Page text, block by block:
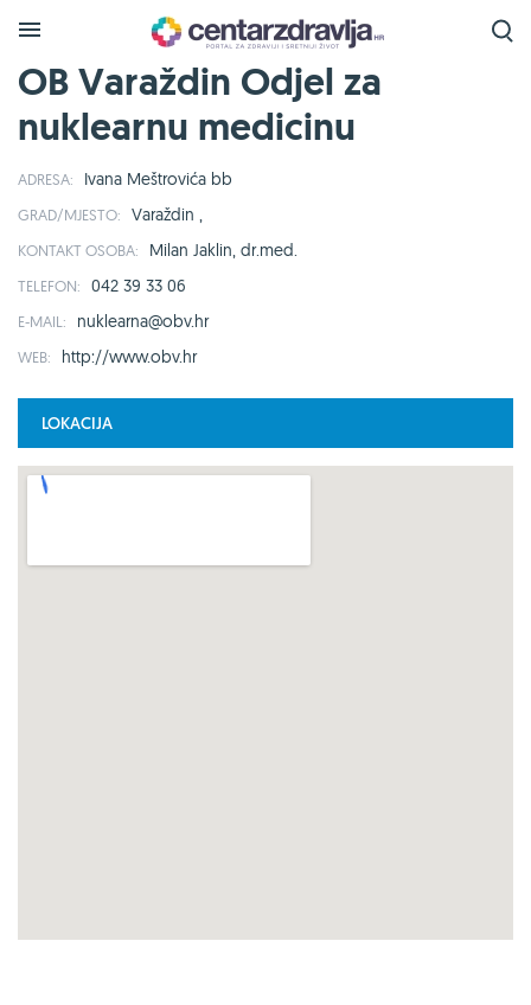
OB Varaždin Odjel za
nuklearnu medicinu
ADRESA: Ivana Meštrovića bb
GRAD/MJESTO: Varaždin ,
KONTAKT OSOBA: Milan Jaklin, dr.med.
TELEFON: 042 39 33 06
E-MAIL: nuklearna@obv.hr
WEB: http://www.obv.hr
LOKACIJA